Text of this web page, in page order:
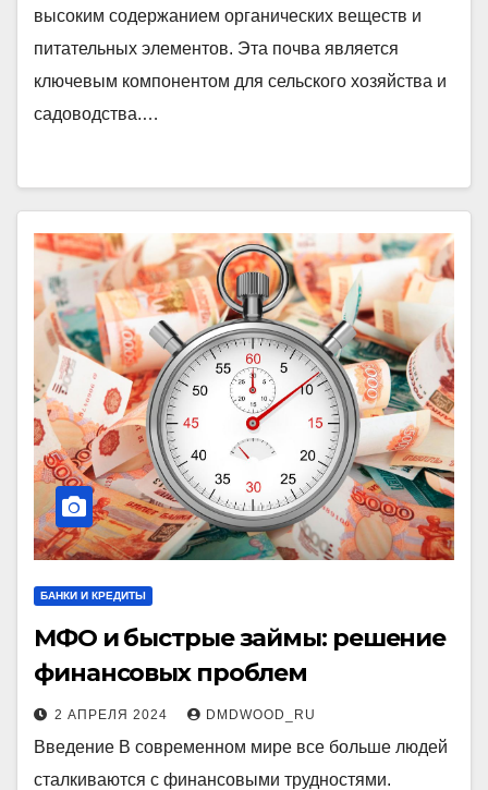
высоким содержанием органических веществ и
питательных элементов. Эта почва является
ключевым компонентом для сельского хозяйства и
садоводства.…
БАНКИ И КРЕДИТЫ
МФО и быстрые займы: решение
финансовых проблем
2 АПРЕЛЯ 2024 DMDWOOD_RU
Введение В современном мире все больше людей
сталкиваются с финансовыми трудностями.